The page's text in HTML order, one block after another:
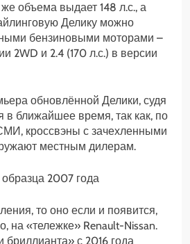
же объема выдает 148 л.с., а
Делику можно
бензиновыми моторами –
2WD и 2.4 (170 л.с.) в версии
обновлённой Делики, судя
в ближайшее время, так как, по
кроссвэны с зачехленными
местным дилерам.
2007 года
то оно если и появится,
на «тележке» Renault-Nissan.
с 2016 года